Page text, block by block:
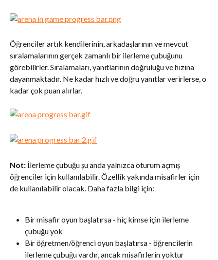
Öğrenciler artık kendilerinin, arkadaşlarının ve mevcut
sıralamalarının gerçek zamanlı bir ilerleme çubuğunu
görebilirler. Sıralamaları, yanıtlarının doğruluğu ve hızına
dayanmaktadır. Ne kadar hızlı ve doğru yanıtlar verirlerse, o
kadar çok puan alırlar.
Not: İlerleme çubuğu şu anda yalnızca oturum açmış
öğrenciler için kullanılabilir. Özellik yakında misafirler için
de kullanılabilir olacak. Daha fazla bilgi için:
Bir misafir oyun başlatırsa - hiç kimse için ilerleme
çubuğu yok
Bir öğretmen/öğrenci oyun başlatırsa - öğrencilerin
ilerleme çubuğu vardır, ancak misafirlerin yoktur